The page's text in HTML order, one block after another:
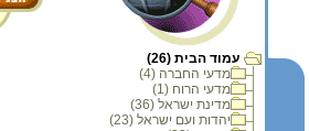
עמוד הבית (26)
מדעי החברה (4)
מדעי הרוח (1)
מדינת ישראל (36)
יהדות ועם ישראל (23)